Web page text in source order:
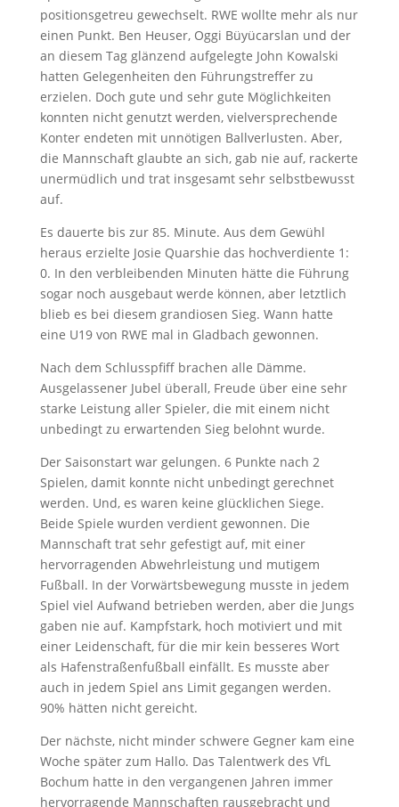
positionsgetreu gewechselt. RWE wollte mehr als nur
einen Punkt. Ben Heuser, Oggi Büyücarslan und der
an diesem Tag glänzend aufgelegte John Kowalski
hatten Gelegenheiten den Führungstreffer zu
erzielen. Doch gute und sehr gute Möglichkeiten
konnten nicht genutzt werden, vielversprechende
Konter endeten mit unnötigen Ballverlusten. Aber,
die Mannschaft glaubte an sich, gab nie auf, rackerte
unermüdlich und trat insgesamt sehr selbstbewusst
auf.
Es dauerte bis zur 85. Minute. Aus dem Gewühl
heraus erzielte Josie Quarshie das hochverdiente 1:
0. In den verbleibenden Minuten hätte die Führung
sogar noch ausgebaut werde können, aber letztlich
blieb es bei diesem grandiosen Sieg. Wann hatte
eine U19 von RWE mal in Gladbach gewonnen.
Nach dem Schlusspfiff brachen alle Dämme.
Ausgelassener Jubel überall, Freude über eine sehr
starke Leistung aller Spieler, die mit einem nicht
unbedingt zu erwartenden Sieg belohnt wurde.
Der Saisonstart war gelungen. 6 Punkte nach 2
Spielen, damit konnte nicht unbedingt gerechnet
werden. Und, es waren keine glücklichen Siege.
Beide Spiele wurden verdient gewonnen. Die
Mannschaft trat sehr gefestigt auf, mit einer
hervorragenden Abwehrleistung und mutigem
Fußball. In der Vorwärtsbewegung musste in jedem
Spiel viel Aufwand betrieben werden, aber die Jungs
gaben nie auf. Kampfstark, hoch motiviert und mit
einer Leidenschaft, für die mir kein besseres Wort
als Hafenstraßenfußball einfällt. Es musste aber
auch in jedem Spiel ans Limit gegangen werden.
90% hätten nicht gereicht.
Der nächste, nicht minder schwere Gegner kam eine
Woche später zum Hallo. Das Talentwerk des VfL
Bochum hatte in den vergangenen Jahren immer
hervorragende Mannschaften rausgebracht und